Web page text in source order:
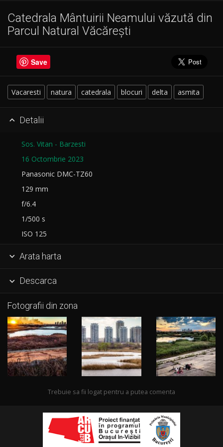
Catedrala Mântuirii Neamului văzută din
Parcul Natural Văcărești
Save
Vacaresti natura catedrala blocuri delta asmita
 Detalii
Sos. Vitan - Barzesti
16 Octombrie 2023
Panasonic DMC-TZ60
129 mm
f/6.4
1/500 s
ISO 125
 Arata harta
 Descarca
Fotografii din zona
Trebuie sa fii logat pentru a putea comenta